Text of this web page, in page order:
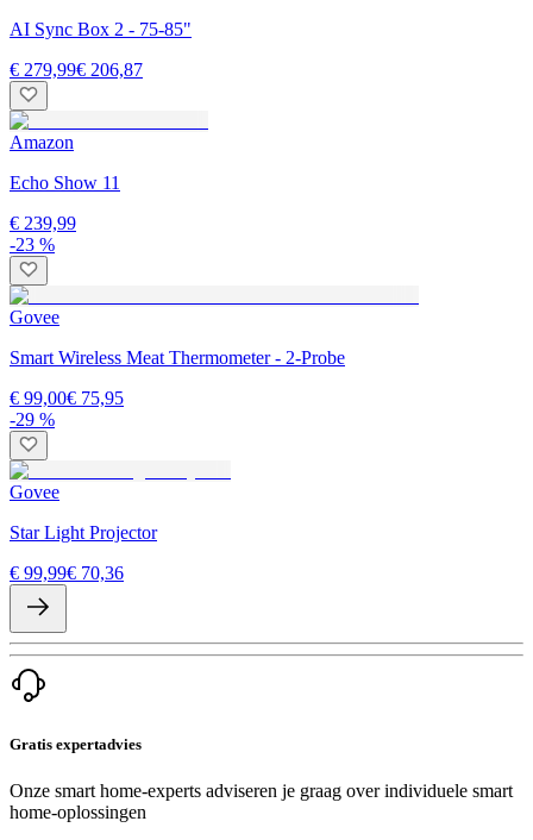
AI Sync Box 2 - 75-85"
€ 279,99€ 206,87
Amazon
Echo Show 11
€ 239,99
-23 %
Govee
Smart Wireless Meat Thermometer - 2-Probe
€ 99,00€ 75,95
-29 %
Govee
Star Light Projector
€ 99,99€ 70,36
Gratis expertadvies
Onze smart home-experts adviseren je graag over individuele smart
home-oplossingen